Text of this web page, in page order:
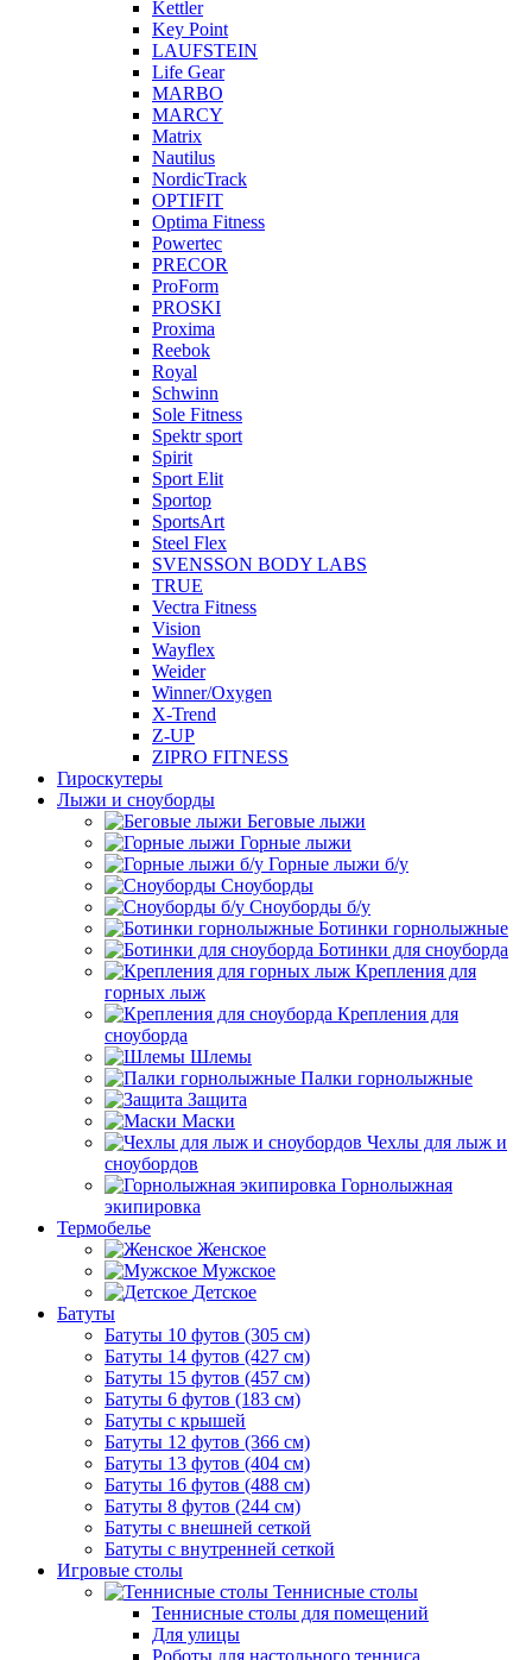
Kettler
Key Point
LAUFSTEIN
Life Gear
MARBO
MARCY
Matrix
Nautilus
NordicTrack
OPTIFIT
Optima Fitness
Powertec
PRECOR
ProForm
PROSKI
Proxima
Reebok
Royal
Schwinn
Sole Fitness
Spektr sport
Spirit
Sport Elit
Sportop
SportsArt
Steel Flex
SVENSSON BODY LABS
TRUE
Vectra Fitness
Vision
Wayflex
Weider
Winner/Oxygen
X-Trend
Z-UP
ZIPRO FITNESS
Гироскутеры
Лыжи и сноуборды
Беговые лыжи
Горные лыжи
Горные лыжи б/у
Сноуборды
Сноуборды б/у
Ботинки горнолыжные
Ботинки для сноуборда
Крепления для
горных лыж
Крепления для
сноуборда
Шлемы
Палки горнолыжные
Защита
Маски
Чехлы для лыж и
сноубордов
Горнолыжная
экипировка
Термобелье
Женское
Мужское
Детское
Батуты
Батуты 10 футов (305 см)
Батуты 14 футов (427 см)
Батуты 15 футов (457 см)
Батуты 6 футов (183 см)
Батуты с крышей
Батуты 12 футов (366 см)
Батуты 13 футов (404 см)
Батуты 16 футов (488 см)
Батуты 8 футов (244 см)
Батуты с внешней сеткой
Батуты с внутренней сеткой
Игровые столы
Теннисные столы
Теннисные столы для помещений
Для улицы
Роботы для настольного тенниса